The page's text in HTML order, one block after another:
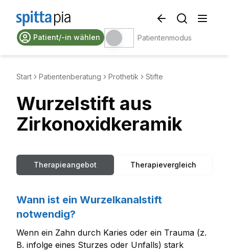
Patient/-in wählen Patientenmodus
Start Patientenberatung Prothetik Stifte
Wurzelstift aus
Zirkonoxidkeramik
Therapieangebot Therapievergleich
Wann ist ein Wurzelkanalstift
notwendig?
Wenn ein Zahn durch Karies oder ein Trauma (z.
B. infolge eines Sturzes oder Unfalls) stark